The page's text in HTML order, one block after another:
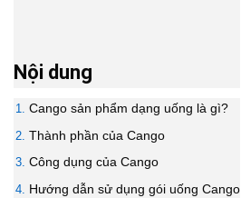
Nội dung
Cango sản phẩm dạng uống là gì?
Thành phần của Cango
Công dụng của Cango
Hướng dẫn sử dụng gói uống Cango